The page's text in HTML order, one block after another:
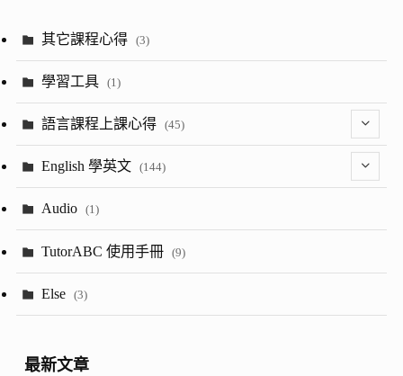
其它課程心得 (3)
學習工具 (1)
語言課程上課心得 (45)
(2)
English 學英文 (144)
(13)
Audio (1)
TutorABC 使用手冊 (9)
Else (3)
最新文章